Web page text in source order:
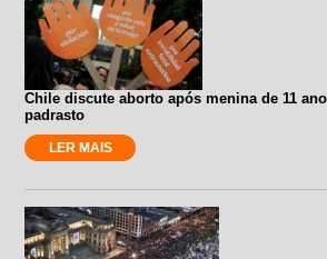
Chile discute aborto após menina de 11
padrasto
LER MAIS